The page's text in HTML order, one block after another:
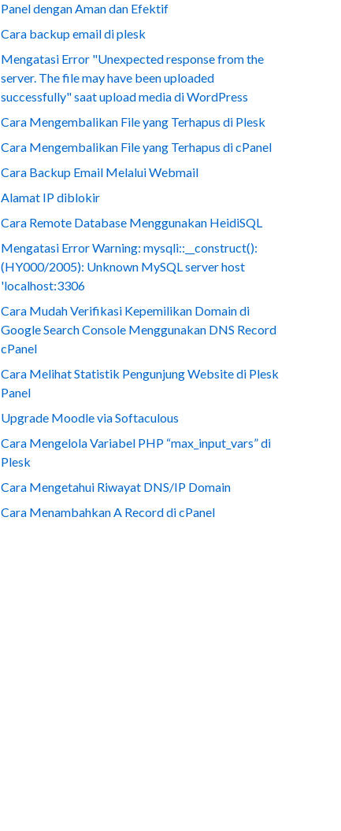
Panel dengan Aman dan Efektif
Cara backup email di plesk
Mengatasi Error "Unexpected response from the
server. The file may have been uploaded
successfully" saat upload media di WordPress
Cara Mengembalikan File yang Terhapus di Plesk
Cara Mengembalikan File yang Terhapus di cPanel
Cara Backup Email Melalui Webmail
Alamat IP diblokir
Cara Remote Database Menggunakan HeidiSQL
Mengatasi Error Warning: mysqli::__construct():
(HY000/2005): Unknown MySQL server host
'localhost:3306
Cara Mudah Verifikasi Kepemilikan Domain di
Google Search Console Menggunakan DNS Record
cPanel
Cara Melihat Statistik Pengunjung Website di Plesk
Panel
Upgrade Moodle via Softaculous
Cara Mengelola Variabel PHP “max_input_vars” di
Plesk
Cara Mengetahui Riwayat DNS/IP Domain
Cara Menambahkan A Record di cPanel